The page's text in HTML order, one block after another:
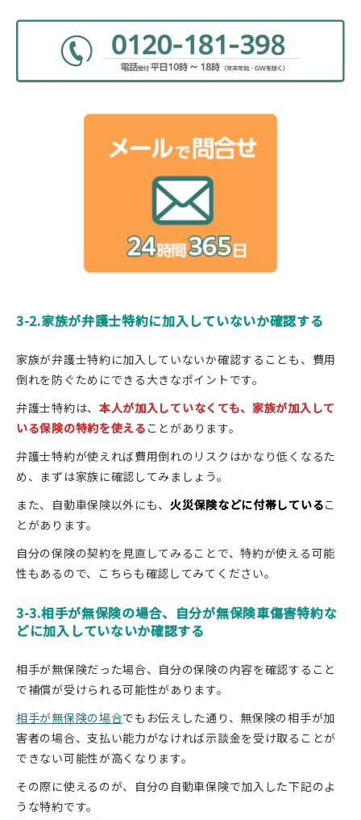
3-2.家族が弁護士特約に加入していないか確認する
家族が弁護士特約に加入していないか確認することも、費用
倒れを防ぐためにできる大きなポイントです。
弁護士特約は、 本人が加入していなくても、家族が加入して
いる保険の特約を使える ことがあります。
弁護士特約が使えれば費用倒れのリスクはかなり低くなるた
め、まずは家族に確認してみましょう。
また、自動車保険以外にも、火災保険などに付帯しているこ
とがあります。
自分の保険の契約を見直してみることで、特約が使える可能
性もあるので、こちらも確認してみてください。
3-3.相手が無保険の場合、自分が無保険車傷害特約な
どに加入していないか確認する
相手が無保険だった場合、自分の保険の内容を確認すること
で補償が受けられる可能性があります。
相手が無保険の場合でもお伝えした通り、無保険の相手が加
害者の場合、支払い能力がなければ示談金を受け取ることが
できない可能性が高くなります。
その際に使えるのが、自分の自動車保険で加入した下記のよ
うな特約です。